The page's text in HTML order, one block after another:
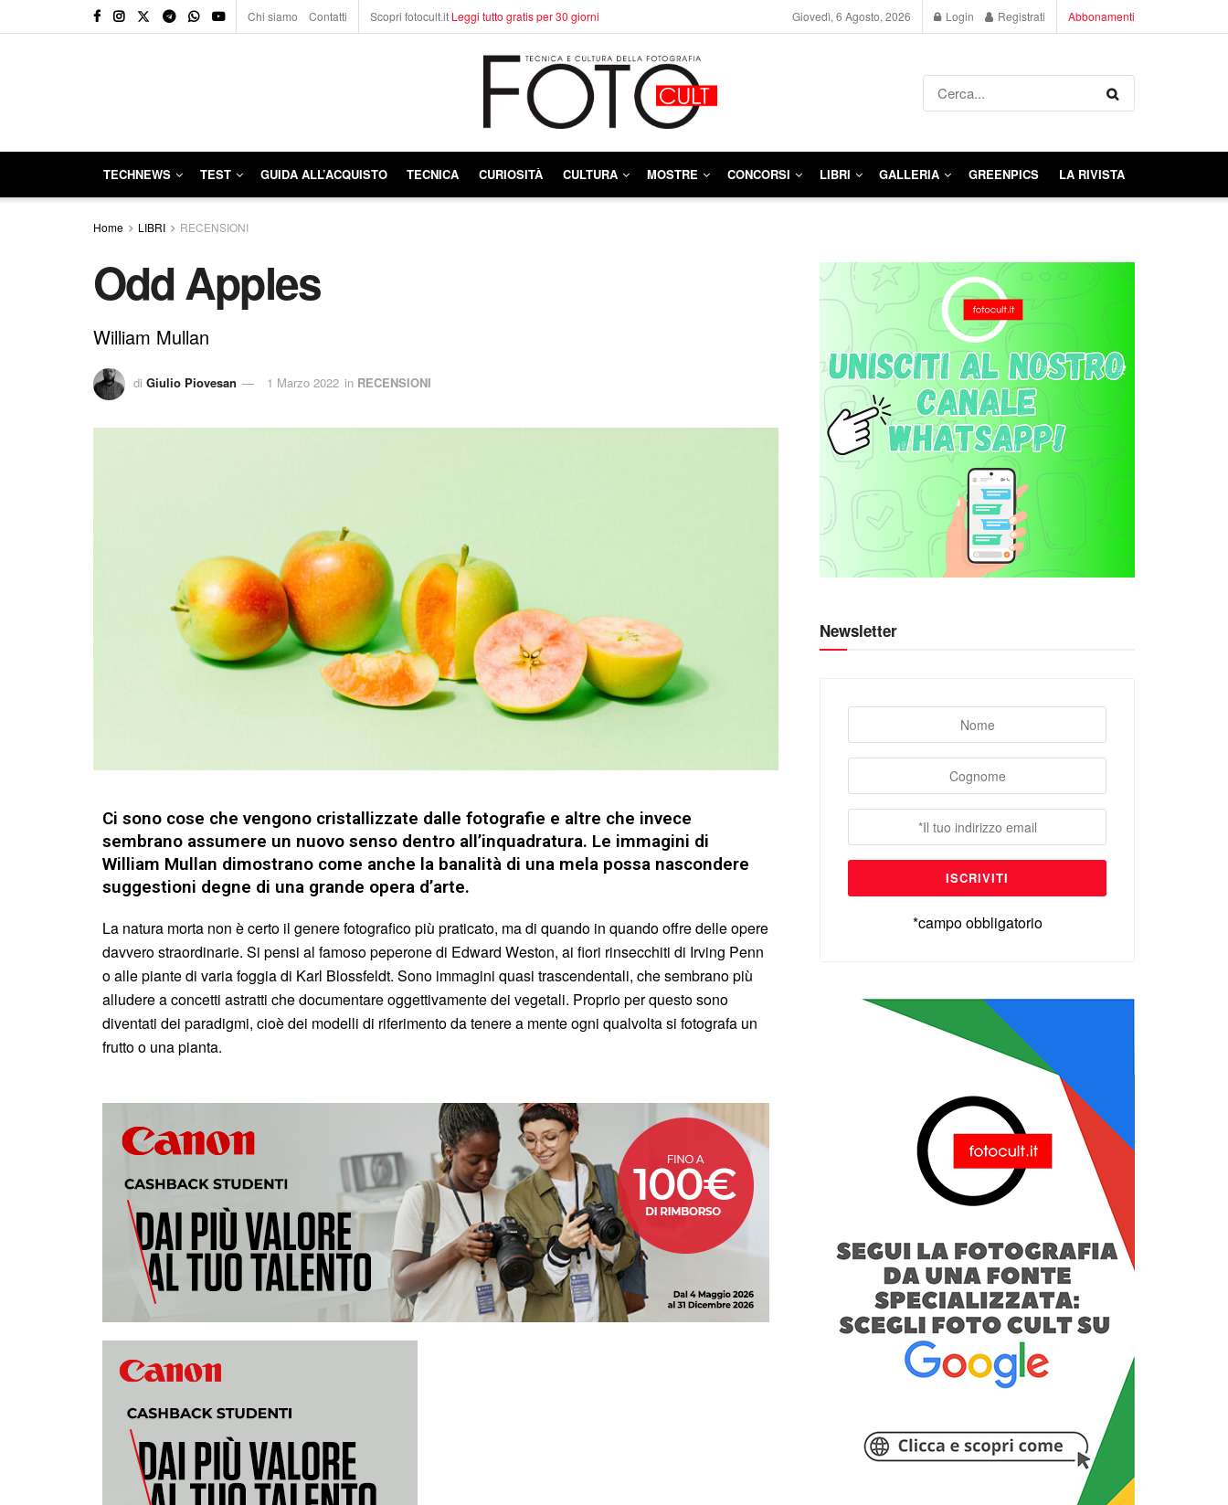
Chi siamo Contatti Scopri fotocult.it Leggi tutto gratis per 30 giorni Giovedì, 6 Agosto, 2026 Login Registrati Abbonamenti
TECHNEWS TEST GUIDA ALL’ACQUISTO TECNICA CURIOSITÀ CULTURA MOSTRE CONCORSI LIBRI GALLERIA GREENPICS LA RIVISTA
Home LIBRI RECENSIONI
Odd Apples
William Mullan
di Giulio Piovesan 1 Marzo 2022 in RECENSIONI
Ci sono cose che vengono cristallizzate dalle fotografie e altre che invece
sembrano assumere un nuovo senso dentro all’inquadratura. Le immagini di
William Mullan dimostrano come anche la banalità di una mela possa nascondere
suggestioni degne di una grande opera d’arte.
La natura morta non è certo il genere fotografico più praticato, ma di quando in quando offre delle opere
davvero straordinarie. Si pensi al famoso peperone di Edward Weston, ai fiori rinsecchiti di Irving Penn
o alle piante di varia foggia di Karl Blossfeldt. Sono immagini quasi trascendentali, che sembrano più
alludere a concetti astratti che documentare oggettivamente dei vegetali. Proprio per questo sono
diventati dei paradigmi, cioè dei modelli di riferimento da tenere a mente ogni qualvolta si fotografa un
frutto o una pianta.
Newsletter
*campo obbligatorio